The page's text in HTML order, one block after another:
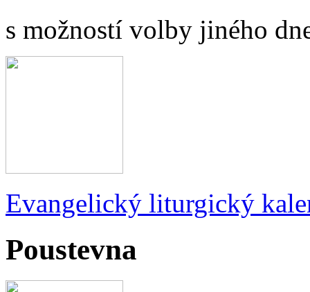
s možností volby jiného
Evangelický liturgický
Poustevna